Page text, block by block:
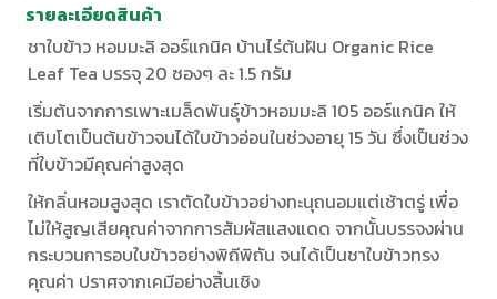
รายละเอียดสินค้า
ชาใบข้าว หอมมะลิ ออร์แกนิค บ้านไร่ต้นฝัน Organic Rice
Leaf Tea บรรจุ 20 ซองๆ ละ 1.5 กรัม
เริ่มต้นจากการเพาะเมล็ดพันธุ์ข้าวหอมมะลิ 105 ออร์แกนิค ให้
เติบโตเป็นต้นข้าวจนได้ใบข้าวอ่อนในช่วงอายุ 15 วัน ซึ่งเป็นช่วง
ที่ใบข้าวมีคุณค่าสูงสุด
ให้กลิ่นหอมสูงสุด เราตัดใบข้าวอย่างทะนุถนอมแต่เช้าตรู่ เพื่อ
ไม่ให้สูญเสียคุณค่าจากการสัมผัสแสงแดด จากนั้นบรรจงผ่าน
กระบวนการอบใบข้าวอย่างพิถีพิถัน จนได้เป็นชาใบข้าวทรง
คุณค่า ปราศจากเคมีอย่างสิ้นเชิง